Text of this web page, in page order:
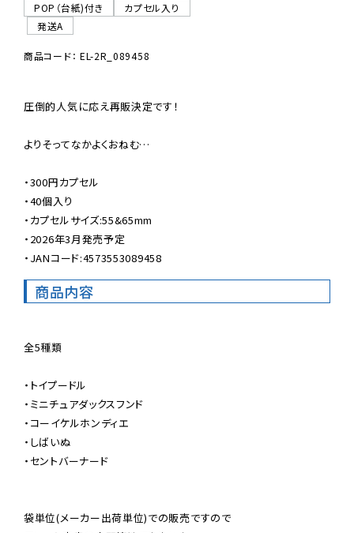
POP（台紙)付き
カプセル入り
発送A
商品コード： EL-2R_089458
圧倒的人気に応え再販決定です！
よりそってなかよくおねむ…
・300円カプセル
・40個入り
・カプセルサイズ:55&65mm
・2026年3月発売予定
・JANコード:4573553089458
商品内容
全5種類
・トイプードル
・ミニチュアダックスフンド
・コーイケルホンディエ
・しばいぬ
・セントバーナード
袋単位(メーカー出荷単位)での販売ですので